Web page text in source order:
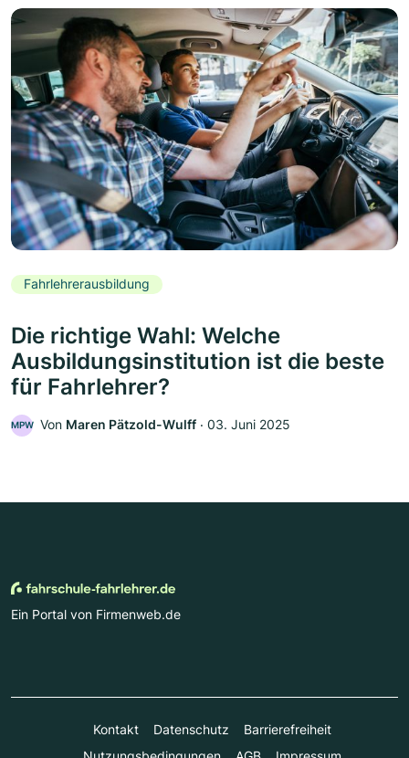
Fahrlehrerausbildung
Die richtige Wahl: Welche
Ausbildungsinstitution ist die beste
für Fahrlehrer?
MPW Von Maren Pätzold-Wulff ‧ 03. Juni 2025
Ein Portal von Firmenweb.de
Kontakt Datenschutz
Barrierefreiheit